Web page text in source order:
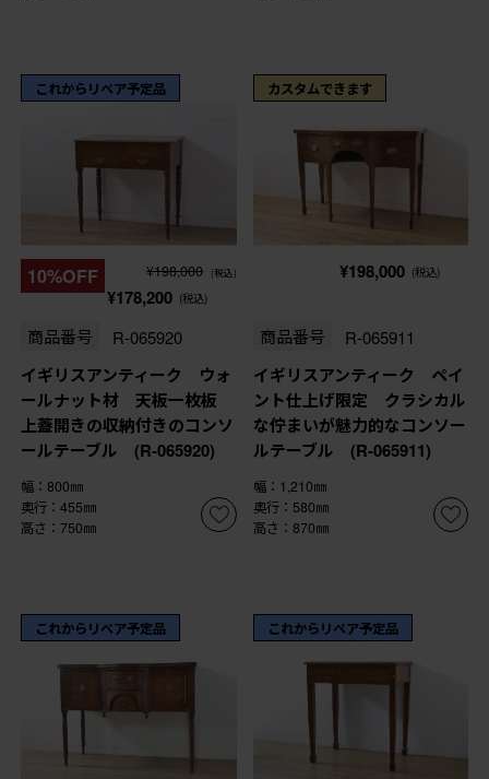
これからリペア予定品
10%OFF ¥198,000 (税込)
¥178,200 (税込)
商品番号 R-065920
イギリスアンティーク ウォ
ールナット材 天板一枚板
上蓋開きの収納付きのコンソ
ールテーブル (R-065920)
幅：800㎜
奥行：455㎜
高さ：750㎜
カスタムできます
¥198,000 (税込)
商品番号 R-065911
イギリスアンティーク ペイ
ント仕上げ限定 クラシカル
な佇まいが魅力的なコンソー
ルテーブル (R-065911)
幅：1,210㎜
奥行：580㎜
高さ：870㎜
これからリペア予定品 これからリペア予定品